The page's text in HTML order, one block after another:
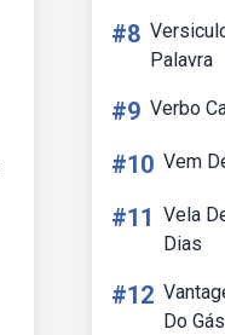
#8
Palavra
#9 Verbo
#10 Vem
#11 Vela
Dias
#12
Do